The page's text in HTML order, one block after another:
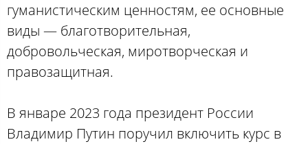
гуманистическим ценностям, ее основные
виды — благотворительная,
добровольческая, миротворческая и
правозащитная.
В январе 2023 года президент России
Владимир Путин поручил включить курс в